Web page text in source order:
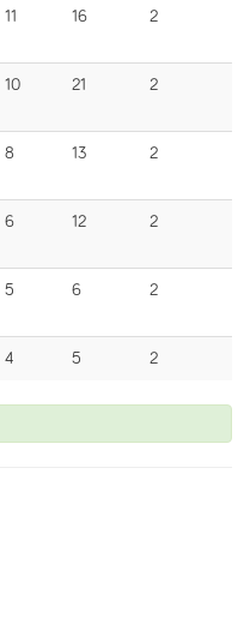
11 16 2
10 21 2
8 13 2
6 12 2
5 6 2
4 5 2